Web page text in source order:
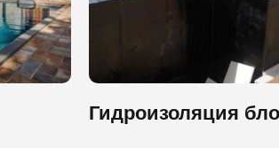
Гидроизоляция